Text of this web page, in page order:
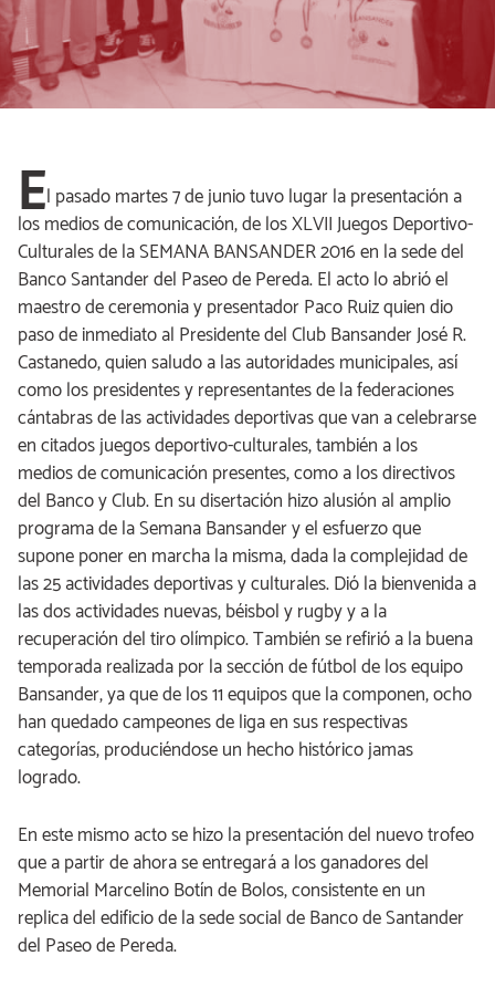
El pasado martes 7 de junio tuvo lugar la presentación a
los medios de comunicación, de los XLVII Juegos Deportivo-
Culturales de la SEMANA BANSANDER 2016 en la sede del
Banco Santander del Paseo de Pereda. El acto lo abrió el
maestro de ceremonia y presentador Paco Ruiz quien dio
paso de inmediato al Presidente del Club Bansander José R.
Castanedo, quien saludo a las autoridades municipales, así
como los presidentes y representantes de la federaciones
cántabras de las actividades deportivas que van a celebrarse
en citados juegos deportivo-culturales, también a los
medios de comunicación presentes, como a los directivos
del Banco y Club. En su disertación hizo alusión al amplio
programa de la Semana Bansander y el esfuerzo que
supone poner en marcha la misma, dada la complejidad de
las 25 actividades deportivas y culturales. Dió la bienvenida a
las dos actividades nuevas, béisbol y rugby y a la
recuperación del tiro olímpico. También se refirió a la buena
temporada realizada por la sección de fútbol de los equipo
Bansander, ya que de los 11 equipos que la componen, ocho
han quedado campeones de liga en sus respectivas
categorías, produciéndose un hecho histórico jamas
logrado.
En este mismo acto se hizo la presentación del nuevo trofeo
que a partir de ahora se entregará a los ganadores del
Memorial Marcelino Botín de Bolos, consistente en un
replica del edificio de la sede social de Banco de Santander
del Paseo de Pereda.